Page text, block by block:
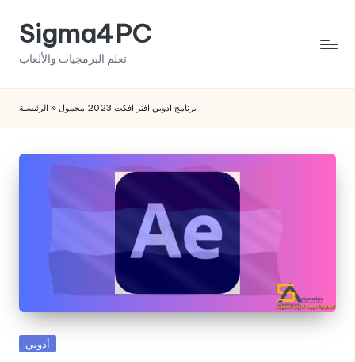
SkipSigma4PC
تعلم البرمجيات والألعاب
الرئيسية » برنامج ادوبي افتر افكت 2023 محمول
Posted
أدوبي